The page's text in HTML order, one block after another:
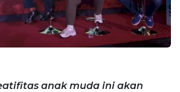
anak muda ini akan